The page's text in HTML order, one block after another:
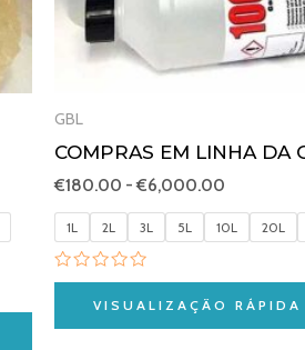
GBL
COMPRAS EM LINHA DA
€180.00 -€6,000.00
1L 2L 3L 5L 10L 20L
Avaliação
5
VISUALIZAÇÃO RÁPIDA